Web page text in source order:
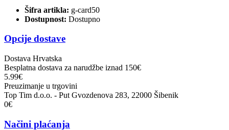
Šifra artikla: g-card50
Dostupnost: Dostupno
Opcije dostave
Dostava Hrvatska
Besplatna dostava za narudžbe iznad 150€
5.99€
Preuzimanje u trgovini
Top Tim d.o.o. - Put Gvozdenova 283, 22000 Šibenik
0€
Načini plaćanja